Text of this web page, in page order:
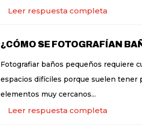
Leer respuesta completa
¿CÓMO SE FOTOGRAFÍAN
Fotografiar baños pequeños requiere
espacios difíciles porque suelen tener
elementos muy cercanos...
Leer respuesta completa